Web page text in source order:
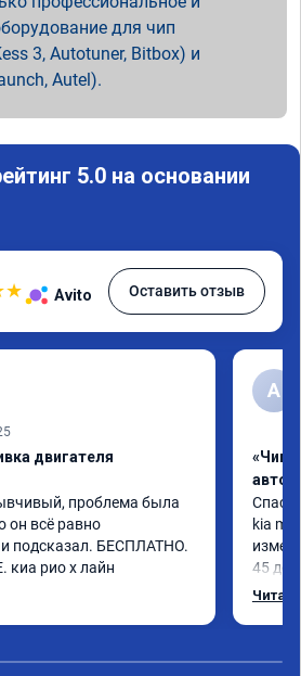
для чип
3, Autotuner, Bitbox) и
Autel).
5.0 на основании
★ Avito Оставить отзыв
двигателя
проблема была
он всё равно
подсказал. БЕСПЛАТНО.
рио х лайн
A
«Чип
kia
45